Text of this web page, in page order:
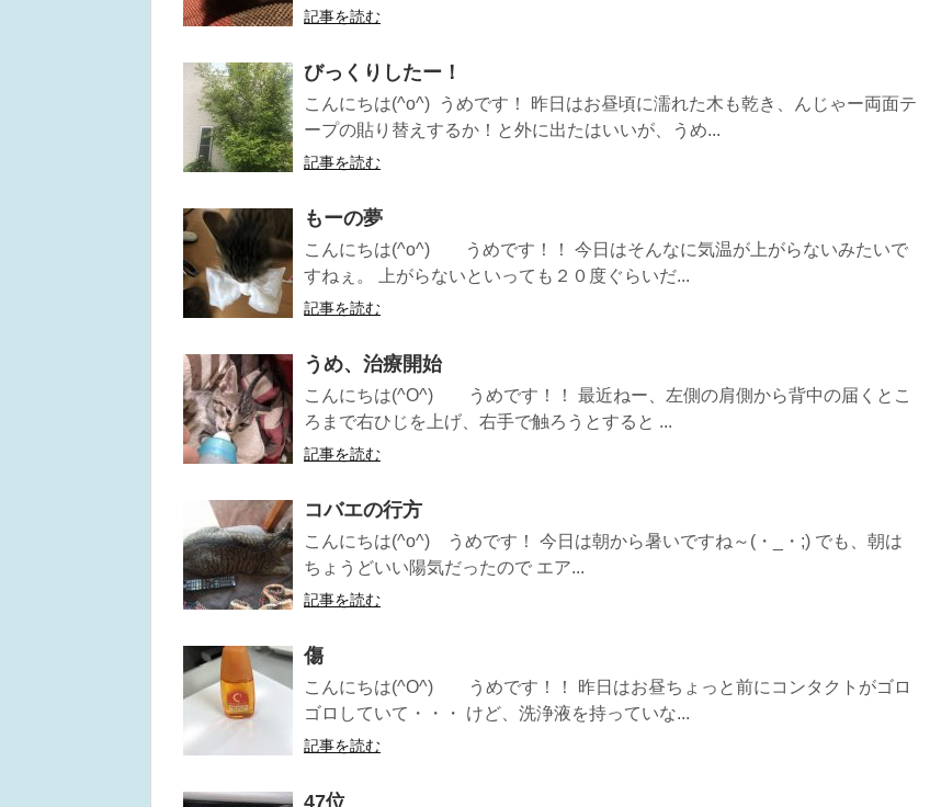
記事を読む
びっくりしたー！
こんにちは(^o^) うめです！ 昨日はお昼頃に濡れた木も乾き、んじゃー両面テ
ープの貼り替えするか！と外に出たはいいが、うめ...
記事を読む
もーの夢
こんにちは(^o^) うめです！！ 今日はそんなに気温が上がらないみたいで
すねぇ。 上がらないといっても２０度ぐらいだ...
記事を読む
うめ、治療開始
こんにちは(^O^) うめです！！ 最近ねー、左側の肩側から背中の届くとこ
ろまで右ひじを上げ、右手で触ろうとすると ...
記事を読む
コバエの行方
こんにちは(^o^) うめです！ 今日は朝から暑いですね～(・_・;) でも、朝は
ちょうどいい陽気だったので エア...
記事を読む
傷
こんにちは(^O^) うめです！！ 昨日はお昼ちょっと前にコンタクトがゴロ
ゴロしていて・・・ けど、洗浄液を持っていな...
記事を読む
47位